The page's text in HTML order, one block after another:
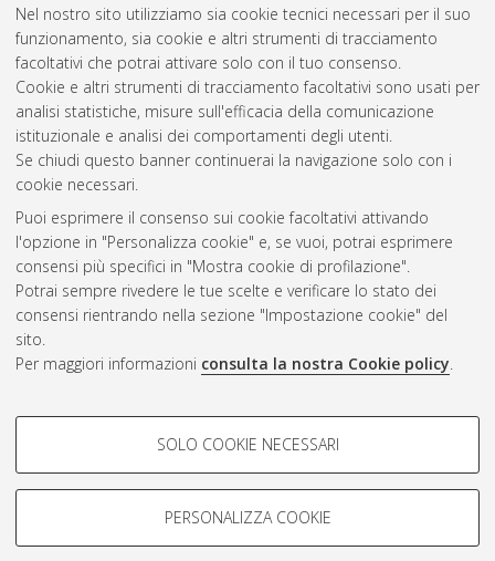
Nel nostro sito utilizziamo sia cookie tecnici necessari per il suo
funzionamento, sia cookie e altri strumenti di tracciamento
facoltativi che potrai attivare solo con il tuo consenso.
Cookie e altri strumenti di tracciamento facoltativi sono usati per
analisi statistiche, misure sull'efficacia della comunicazione
istituzionale e analisi dei comportamenti degli utenti.
Se chiudi questo banner continuerai la navigazione solo con i
cookie necessari.
Puoi esprimere il consenso sui cookie facoltativi attivando
l'opzione in "Personalizza cookie" e, se vuoi, potrai esprimere
consensi più specifici in "Mostra cookie di profilazione".
Potrai sempre rivedere le tue scelte e verificare lo stato dei
consensi rientrando nella sezione "Impostazione cookie" del
sito.
Per maggiori informazioni consulta la nostra Cookie policy.
COOKIE DI PROFILAZIONE -
Si tratta di cookie utilizzati per analizzare le caratteristiche della
navigazione degli utenti, creare profili in base al loro comportamento
SOLO COOKIE NECESSARI
PERSONALIZZA COOKIE
caso di studio.[Laurea magistrale], Università di Bologna,
Corso di Studio inIngegneria civile [LM-DM270], Documento
ad accesso riservato.
Questa lista e' stata generata ilSun Aug 9 11:16:06 2026
CEST
Atom
Rss 1.0
Rss 2.0
AMS Laurea
Impostazioni Cookie
Informativa sulla privacy
Condizioni d’uso del sito